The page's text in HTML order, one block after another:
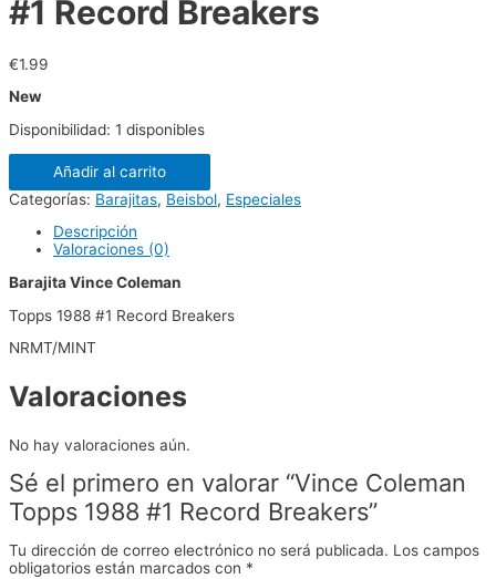
#1 Record Breakers
€1.99
New
Disponibilidad: 1 disponibles
Añadir al carrito
Categorías: Barajitas, Beisbol, Especiales
Descripción
Valoraciones (0)
Barajita Vince Coleman
Topps 1988 #1 Record Breakers
NRMT/MINT
Valoraciones
No hay valoraciones aún.
Sé el primero en valorar “Vince Coleman
Topps 1988 #1 Record Breakers”
Tu dirección de correo electrónico no será publicada. Los campos
obligatorios están marcados con *